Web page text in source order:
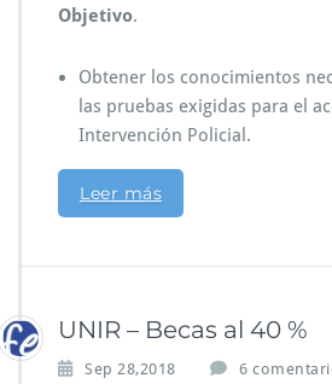
Objetivo.
Obtener los conocimientos
las pruebas exigidas para el
Intervención Policial.
Leer más
UNIR – Becas al 40 %
Sep 28,2018 6